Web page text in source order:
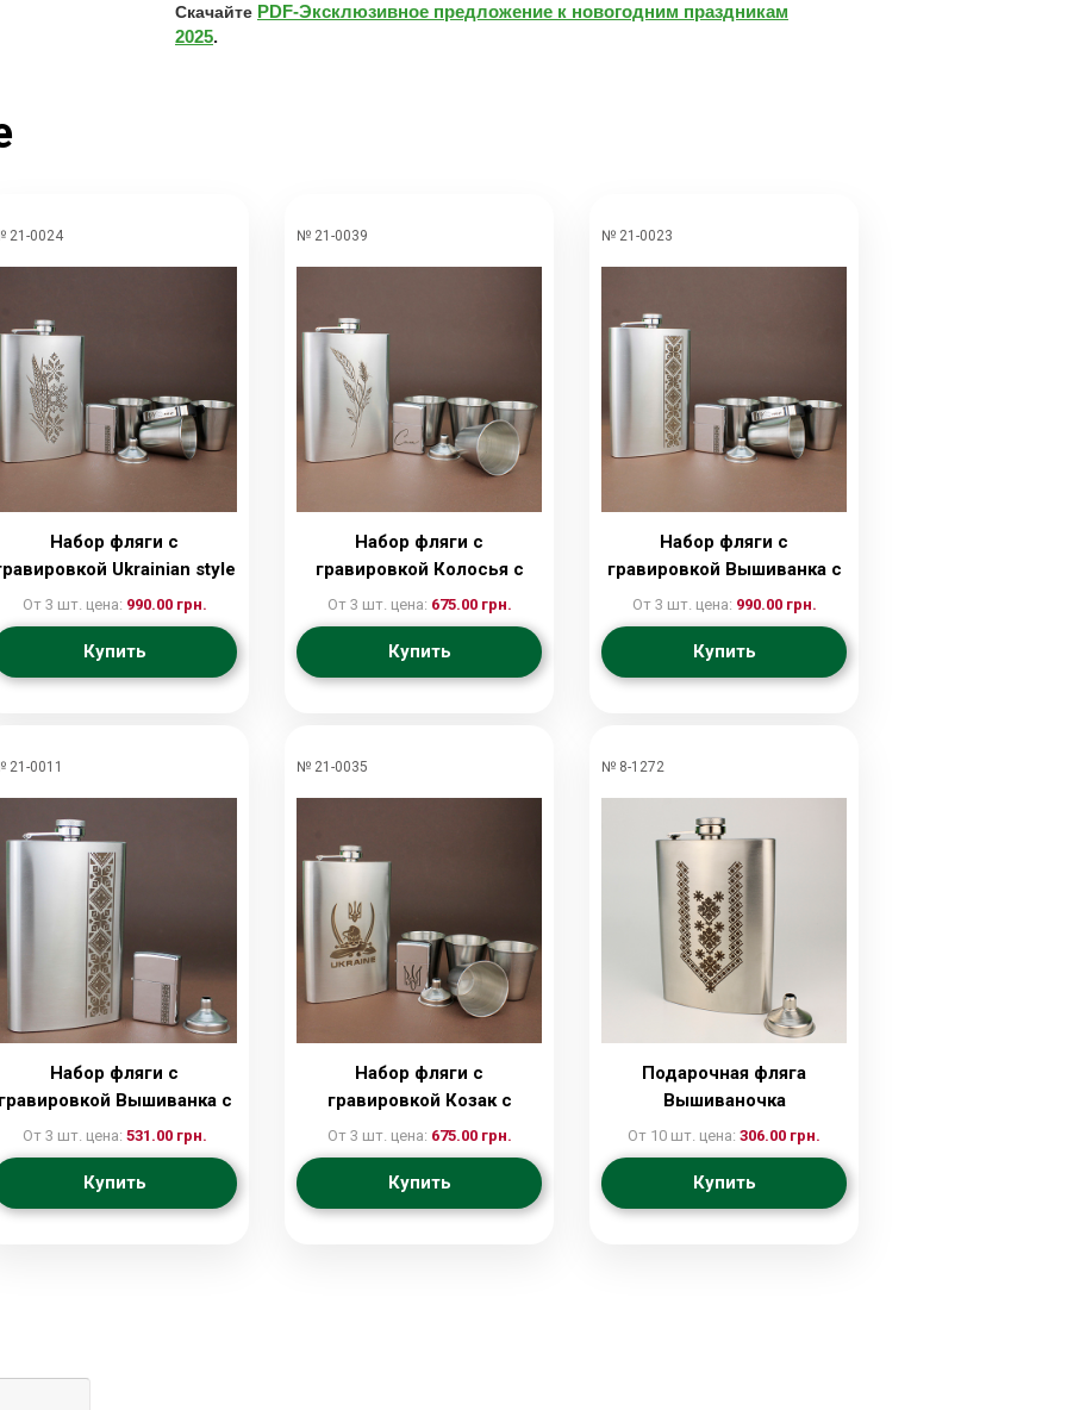
Скачайте PDF-Эксклюзивное предложение к новогодним праздникам
2025.
21-0024
Набор фляги с
Ukrainian style
с лейкой, браслетом,
стопками и зажигалкой
От 3 шт. цена: 990.00 грн.
Купить
№ 21-0039
Набор фляги с
гравировкой Колосья с
лейкой, зажигалкой и
стопками
От 3 шт. цена: 675.00 грн.
Купить
№ 21-0023
Набор фляги с
гравировкой Вышиванка с
лейкой, браслетом,
стопками и зажигалкой
От 3 шт. цена: 990.00 грн.
Купить
21-0011
Набор фляги с
гравировкой Вышиванка с
лейкой и зажигалкой
От 3 шт. цена: 531.00 грн.
Купить
№ 21-0035
Набор фляги с
гравировкой Козак с
лейкой, зажигалкой и
стопками
От 3 шт. цена: 675.00 грн.
Купить
№ 8-1272
Подарочная фляга
Вышиваночка
От 10 шт. цена: 306.00 грн.
Купить